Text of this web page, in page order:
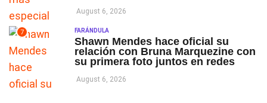
August 6, 2026
7 FARÁNDULA
Shawn Mendes hace oficial su
relación con Bruna Marquezine con
su primera foto juntos en redes
August 6, 2026